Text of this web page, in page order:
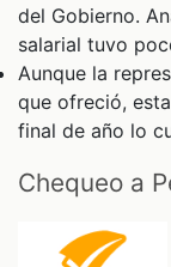
del Gobierno.
salarial tuvo
Aunque la
que ofreció,
final de año lo
Chequeo a